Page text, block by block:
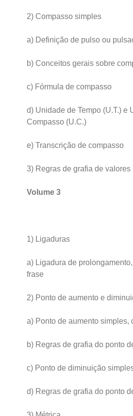
2) Compasso simples
a) Definição de pulso ou
b) Conceitos gerais sobre
c) Fórmula de compasso
d) Unidade de Tempo (U.T.) e
Compasso (U.C.)
e) Transcrição de compasso
3) Regras de grafia de valores
Volume 3
1) Ligaduras
a) Ligadura de
frase
2) Ponto de aumento e
a) Ponto de aumento simples,
b) Regras de grafia do ponto
c) Ponto de diminuição
d) Regras de grafia do ponto